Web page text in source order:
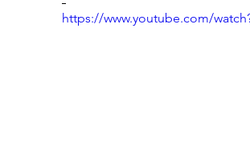
https://www.youtube.com/